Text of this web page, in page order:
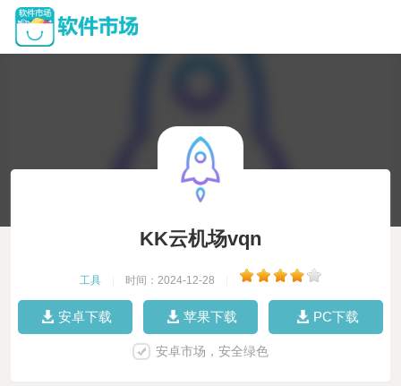
KK云机场vqn
工具 时间：2024-12-28
安卓下载 苹果下载 PC下载
安卓市场，安全绿色